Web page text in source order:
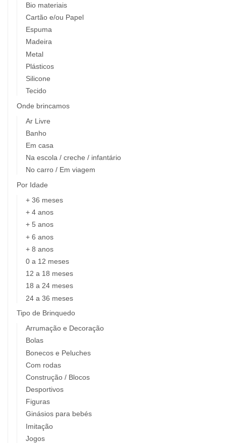
Bio materiais
Cartão e/ou Papel
Espuma
Madeira
Metal
Plásticos
Silicone
Tecido
Onde brincamos
Ar Livre
Banho
Em casa
Na escola / creche / infantário
No carro / Em viagem
Por Idade
+ 36 meses
+ 4 anos
+ 5 anos
+ 6 anos
+ 8 anos
0 a 12 meses
12 a 18 meses
18 a 24 meses
24 a 36 meses
Tipo de Brinquedo
Arrumação e Decoração
Bolas
Bonecos e Peluches
Com rodas
Construção / Blocos
Desportivos
Figuras
Ginásios para bebés
Imitação
Jogos